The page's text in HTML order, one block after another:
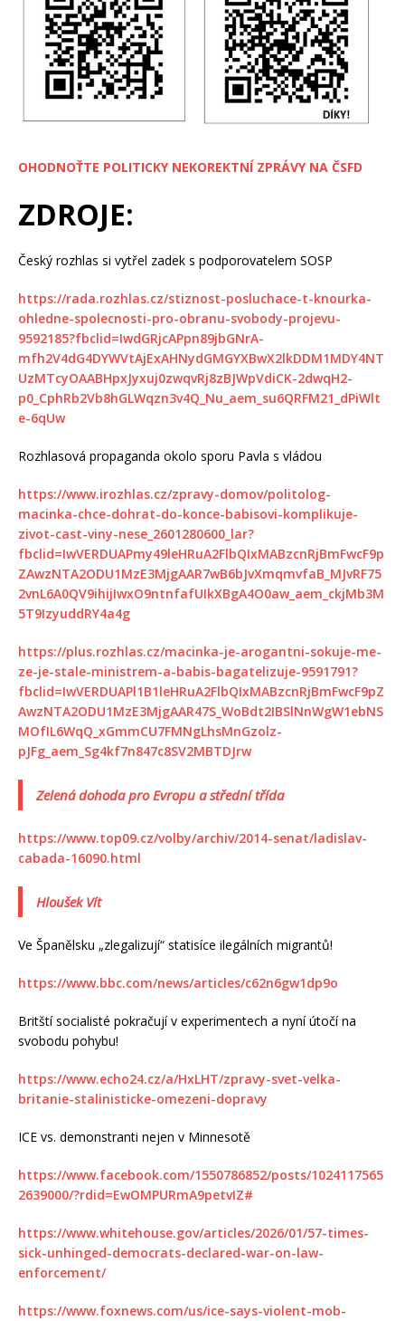
OHODNOŤTE POLITICKY NEKOREKTNÍ ZPRÁVY NA ČSFD
ZDROJE:
Český rozhlas si vytřel zadek s podporovatelem SOSP
https://rada.rozhlas.cz/stiznost-posluchace-t-knourka-
ohledne-spolecnosti-pro-obranu-svobody-projevu-
9592185?fbclid=IwdGRjcAPpn89jbGNrA-
mfh2V4dG4DYWVtAjExAHNydGMGYXBwX2lkDDM1MDY4NT
UzMTcyOAABHpxJyxuj0zwqvRj8zBJWpVdiCK-2dwqH2-
p0_CphRb2Vb8hGLWqzn3v4Q_Nu_aem_su6QRFM21_dPiWlt
e-6qUw
Rozhlasová propaganda okolo sporu Pavla s vládou
https://www.irozhlas.cz/zpravy-domov/politolog-
macinka-chce-dohrat-do-konce-babisovi-komplikuje-
zivot-cast-viny-nese_2601280600_lar?
fbclid=IwVERDUAPmy49leHRuA2FlbQIxMABzcnRjBmFwcF9p
ZAwzNTA2ODU1MzE3MjgAAR7wB6bJvXmqmvfaB_MJvRF75
2vnL6A0QV9ihijIwxO9ntnfafUIkXBgA4O0aw_aem_ckjMb3M
5T9IzyuddRY4a4g
https://plus.rozhlas.cz/macinka-je-arogantni-sokuje-me-
ze-je-stale-ministrem-a-babis-bagatelizuje-9591791?
fbclid=IwVERDUAPl1B1leHRuA2FlbQIxMABzcnRjBmFwcF9pZ
AwzNTA2ODU1MzE3MjgAAR47S_WoBdt2IBSlNnWgW1ebNS
MOfIL6WqQ_xGmmCU7FMNgLhsMnGzolz-
pJFg_aem_Sg4kf7n847c8SV2MBTDJrw
Zelená dohoda pro Evropu a střední třída
https://www.top09.cz/volby/archiv/2014-senat/ladislav-
cabada-16090.html
Hloušek Vít
Ve Španělsku „zlegalizují“ statisíce ilegálních migrantů!
https://www.bbc.com/news/articles/c62n6gw1dp9o
Britští socialisté pokračují v experimentech a nyní útočí na
svobodu pohybu!
https://www.echo24.cz/a/HxLHT/zpravy-svet-velka-
britanie-stalinisticke-omezeni-dopravy
ICE vs. demonstranti nejen v Minnesotě
https://www.facebook.com/1550786852/posts/1024117565
2639000/?rdid=EwOMPURmA9petvIZ#
https://www.whitehouse.gov/articles/2026/01/57-times-
sick-unhinged-democrats-declared-war-on-law-
enforcement/
https://www.foxnews.com/us/ice-says-violent-mob-